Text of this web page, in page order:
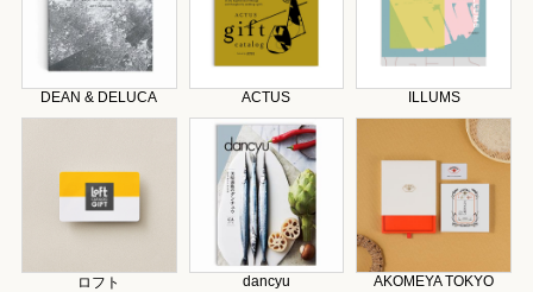
DEAN & DELUCA ACTUS ILLUMS
ロフト dancyu AKOMEYA TOKYO